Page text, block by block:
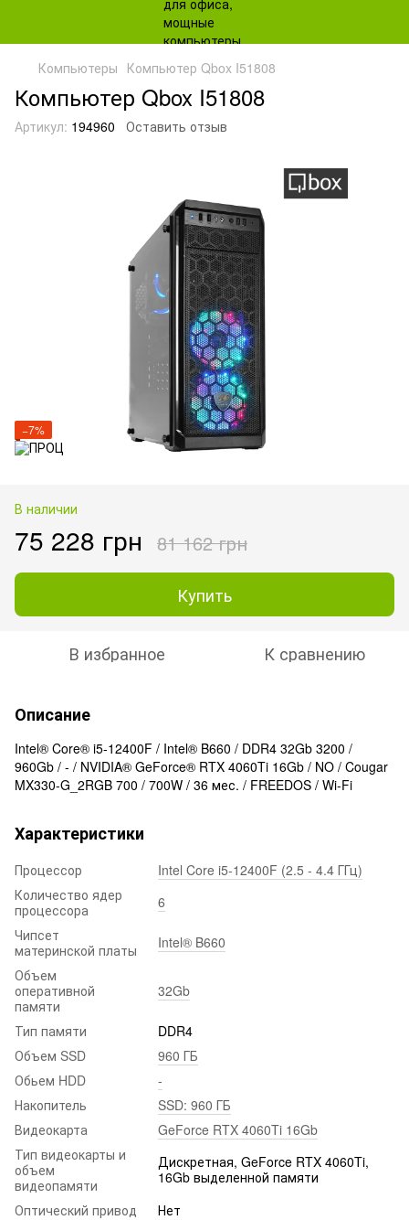
Компьютеры Компьютер Qbox I51808
Компьютер Qbox I51808
Артикул: 194960 Оставить отзыв
−7%
В наличии
75 228 грн 81 162 грн
Купить
В избранное К сравнению
Описание
Intel® Core® i5-12400F / Intel® B660 / DDR4 32Gb 3200 /
960Gb / - / NVIDIA® GeForce® RTX 4060Ti 16Gb / NO / Cougar
MX330-G_2RGB 700 / 700W / 36 мес. / FREEDOS / Wi-Fi
Характеристики
Процессор
Intel Core i5-12400F (2.5 - 4.4 ГГц)
Количество ядер
процессора
6
Чипсет
материнской платы
Intel® B660
Объем
оперативной
памяти
32Gb
Тип памяти
DDR4
Объем SSD
960 ГБ
Обьем HDD
-
Накопитель
SSD: 960 ГБ
Видеокарта
GeForce RTX 4060Ti 16Gb
Тип видеокарты и
объем
видеопамяти
Дискретная, GeForce RTX 4060Ti,
16Gb выделенной памяти
Оптический привод
Нет